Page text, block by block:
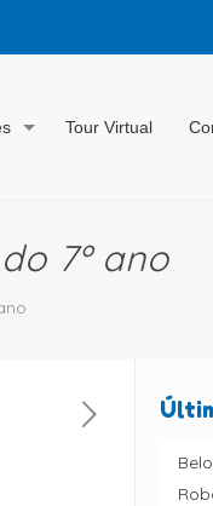
Tour Virtual
7º ano